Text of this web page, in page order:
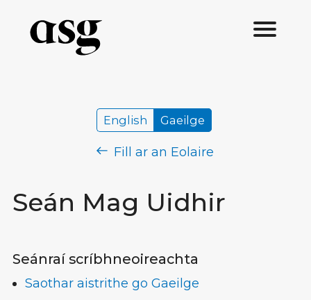
Seán Mag Uidhir
English Gaeilge
Fill ar an Eolaire
Seánraí scríbhneoireachta
Saothar aistrithe go Gaeilge